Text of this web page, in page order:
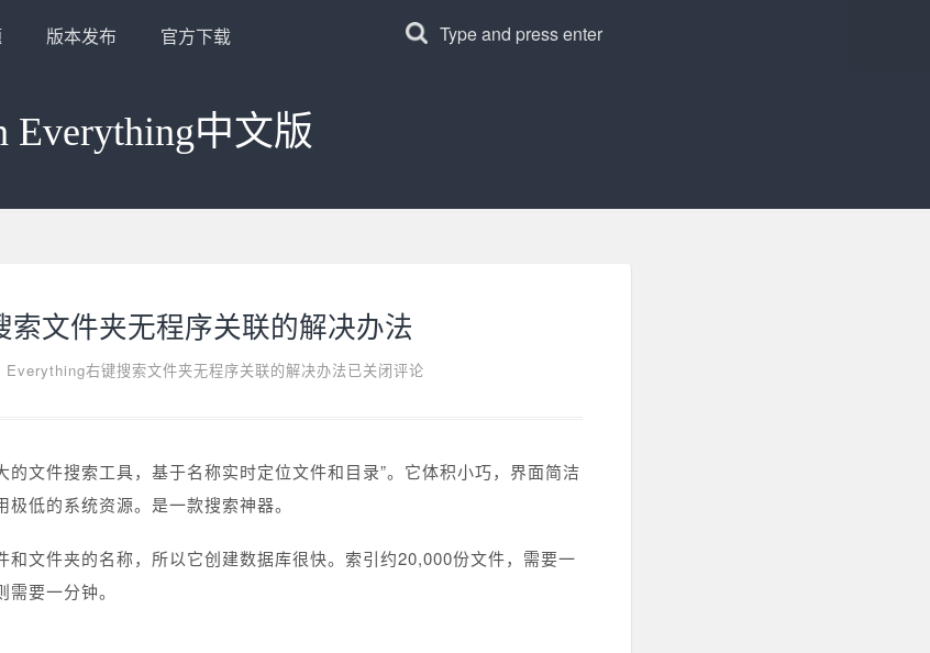
版本发布 官方下载
Everything中文版
索文件夹无程序关联的解决办法
Everything右键搜索文件夹无程序关联的解决办法已关闭评论
的文件搜索工具，基于名称实时定位文件和目录”。它体积小巧，界面简洁
低的系统资源。是一款搜索神器。
文件夹的名称，所以它创建数据库很快。索引约20,000份文件，需要一
要一分钟。